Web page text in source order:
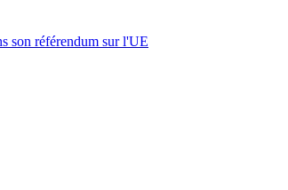
son référendum sur l'UE